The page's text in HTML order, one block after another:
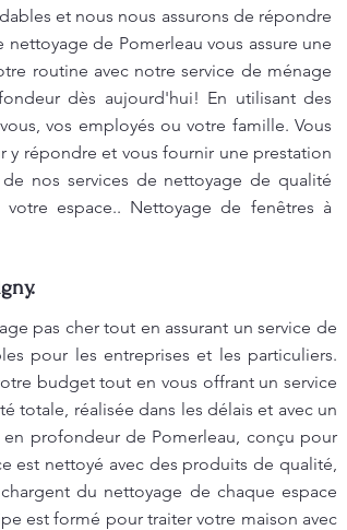
et nous nous assurons de répondre
de Pomerleau vous assure une
routine avec notre service de ménage
dès aujourd'hui! En utilisant des
vos employés ou votre famille. Vous
y répondre et vous fournir une prestation
nos services de nettoyage de qualité
espace.. Nettoyage de fenêtres à
pas cher tout en assurant un service de
pour les entreprises et les particuliers.
budget tout en vous offrant un service
totale, réalisée dans les délais et avec un
profondeur de Pomerleau, conçu pour
est nettoyé avec des produits de qualité,
du nettoyage de chaque espace
est formé pour traiter votre maison avec